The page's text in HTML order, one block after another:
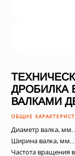
ДРОБИЛКА
ВАЛКАМИ
ОБЩИЕ
Диаметр валка, мм
Ширина валка, мм
Частота вращения